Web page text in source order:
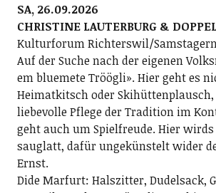
SA, 26.09.2026
CHRISTINE LAUTERBURG &
Kulturforum Richterswil/
Auf der Suche nach der eigenen
em bluemete Tröögli». Hier geht es
Heimatkitsch oder
liebevolle Pflege der Tradition im
geht auch um Spielfreude. Hier
sauglatt, dafür ungekünstelt wider
Ernst.
Dide Marfurt: Halszitter, Dudelsack,